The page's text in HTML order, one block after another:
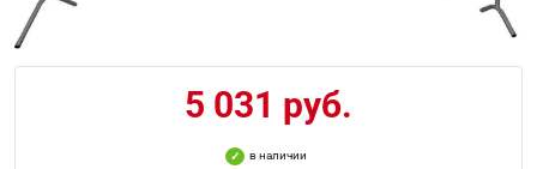
5 031 руб.
в наличии